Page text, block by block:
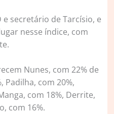
e secretário de Tarcísio, e
nesse índice, com
Nunes, com 22% de
Padilha, com 20%,
com 18%, Derrite,
com 16%.